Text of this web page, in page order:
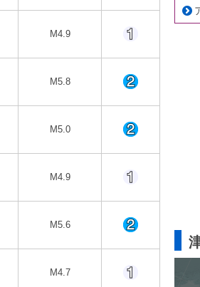
M4.9
M5.8
M5.0
M4.9
M5.6
M4.7